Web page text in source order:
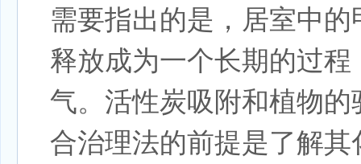
需要指出的是，居室中
释放成为一个长期的过
气。活性炭吸附和植物
合治理法的前提是了解